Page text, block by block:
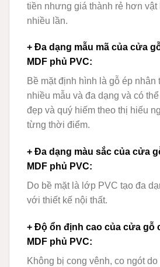
tiền nhưng giá thành rẻ hơn vật
nhiều lần.
+ Đa dạng mẫu mã của cửa
MDF phủ PVC:
Bề mặt định hình là gỗ ép nhân
nhiều mẫu và đa dạng và có
đẹp và quý hiếm theo thị hiếu
từng thời điểm.
+ Đa dạng màu sắc của cửa
MDF phủ PVC:
Do bề mặt là lớp PVC tạo đa
với thiết kế nội thất.
+ Độ ổn định cao của cửa gỗ
MDF phủ PVC:
Không bị cong vênh, co ngót